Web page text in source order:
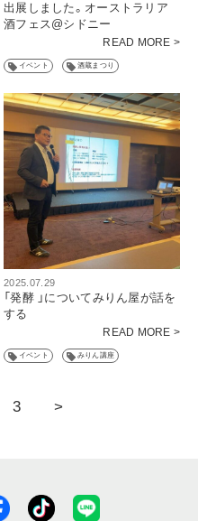
出展しました。オーストラリア
酒フェス@シドニー
READ MORE >
イベント 酒蔵まつり
2025.07.29
「発酵 」についてみりん屋が話を
する
READ MORE >
イベント みりん講座
3 >